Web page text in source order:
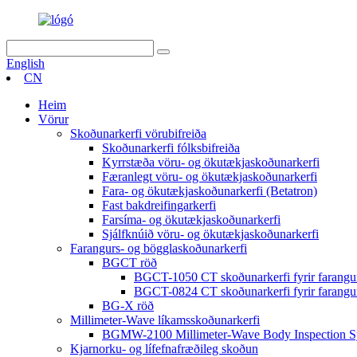
English
CN
Heim
Vörur
Skoðunarkerfi vörubifreiða
Skoðunarkerfi fólksbifreiða
Kyrrstæða vöru- og ökutækjaskoðunarkerfi
Færanlegt vöru- og ökutækjaskoðunarkerfi
Fara- og ökutækjaskoðunarkerfi (Betatron)
Fast bakdreifingarkerfi
Farsíma- og ökutækjaskoðunarkerfi
Sjálfknúið vöru- og ökutækjaskoðunarkerfi
Farangurs- og bögglaskoðunarkerfi
BGCT röð
BGCT-1050 CT skoðunarkerfi fyrir
BGCT-0824 CT skoðunarkerfi fyrir
BG-X röð
Millimeter-Wave líkamsskoðunarkerfi
BGMW-2100 Millimeter-Wave Body Inspection
Kjarnorku- og lífefnafræðileg skoðun